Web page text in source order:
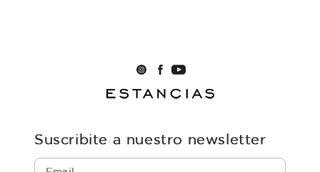
Suscribite a nuestro newsletter